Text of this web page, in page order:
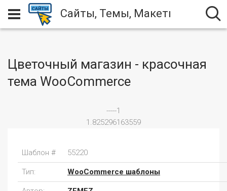
Сайты, Темы, Макеты
Цветочный магазин - красочная
тема WooCommerce
-----1
1.825296163559
Шаблон # 55220
Тип: WooCommerce шаблоны